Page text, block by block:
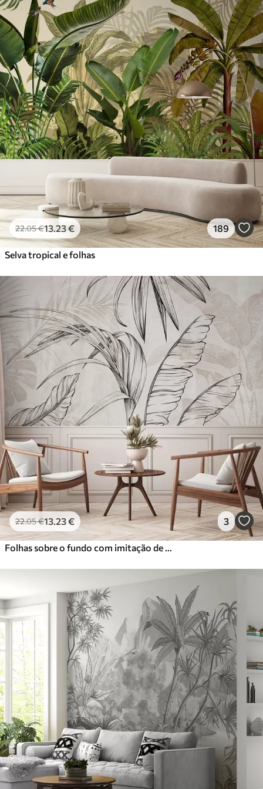
Materiais disponíveis
Standard
45.0027.00€/m²
Premium
56.6734.00€ /m²
Vinil Premium
Peel and Stick
81 .67 49.00€/m²
22.05€13 .23€ 189
Selva tropical e folhas
22.05€13 .23€ 3